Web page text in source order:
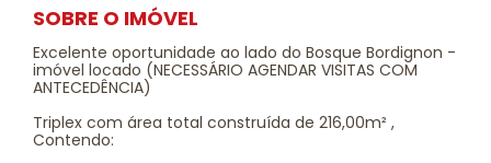
SOBRE O IMÓVEL
Excelente oportunidade ao lado do Bosque Bordignon -
imóvel locado (NECESSÁRIO AGENDAR VISITAS COM
ANTECEDÊNCIA)
Triplex com área total construída de 216,00m² ,
Contendo: